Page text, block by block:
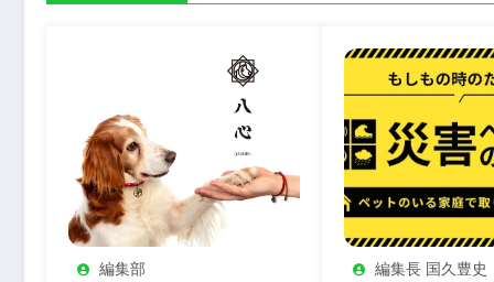
編集部 編集長 国久豊史